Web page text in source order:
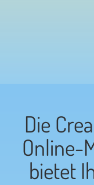
Die
Online-
bietet